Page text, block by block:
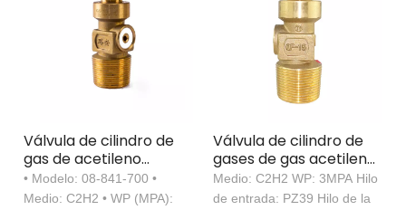
Válvula de cilindro de
gas de acetileno
industrial Tipo de aguja
C2H2 C2H2
• Modelo: 08-841-700 •
Medio: C2H2 • WP (MPA):
Válvula de cilindro de
gases de gas acetileno
sian 3MPA latón C2H2
válvula de control
Medio: C2H2 WP: 3MPA Hilo
de entrada: PZ39 Hilo de la